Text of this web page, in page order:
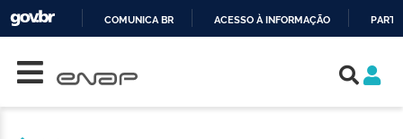
COMUNICA BR ACESSO À INFORMAÇÃO